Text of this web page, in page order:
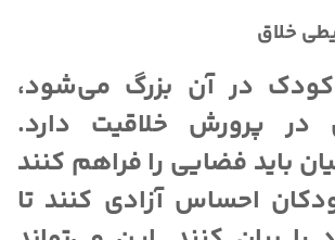
خلاق
در آن بزرگ می‌شود،
در پرورش خلاقیت دارد.
باید فضایی را فراهم کنند
احساس آزادی کنند تا